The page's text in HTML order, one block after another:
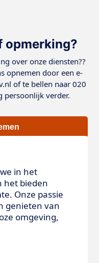
opmerking?
over onze diensten??
opnemen door een e-
of te bellen naar 020
persoonlijk verder.
in het
het bieden
Onze passie
genieten van
omgeving,